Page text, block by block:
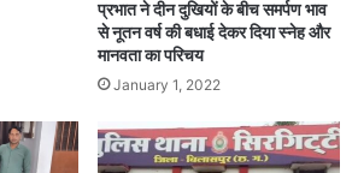
प्रभात ने दीन दुखियों के बीच समर्पण भाव
से नूतन वर्ष की बधाई देकर दिया स्नेह और
मानवता का परिचय
January 1, 2022